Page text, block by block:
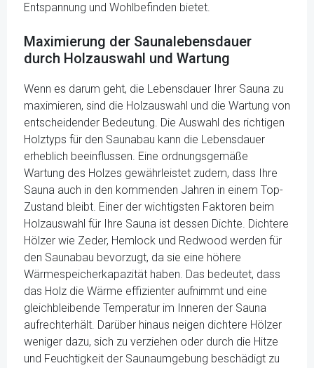
Entspannung und Wohlbefinden bietet.
Maximierung der Saunalebensdauer
durch Holzauswahl und Wartung
Wenn es darum geht, die Lebensdauer Ihrer Sauna zu
maximieren, sind die Holzauswahl und die Wartung von
entscheidender Bedeutung. Die Auswahl des richtigen
Holztyps für den Saunabau kann die Lebensdauer
erheblich beeinflussen. Eine ordnungsgemäße
Wartung des Holzes gewährleistet zudem, dass Ihre
Sauna auch in den kommenden Jahren in einem Top-
Zustand bleibt. Einer der wichtigsten Faktoren beim
Holzauswahl für Ihre Sauna ist dessen Dichte. Dichtere
Hölzer wie Zeder, Hemlock und Redwood werden für
den Saunabau bevorzugt, da sie eine höhere
Wärmespeicherkapazität haben. Das bedeutet, dass
das Holz die Wärme effizienter aufnimmt und eine
gleichbleibende Temperatur im Inneren der Sauna
aufrechterhält. Darüber hinaus neigen dichtere Hölzer
weniger dazu, sich zu verziehen oder durch die Hitze
und Feuchtigkeit der Saunaumgebung beschädigt zu